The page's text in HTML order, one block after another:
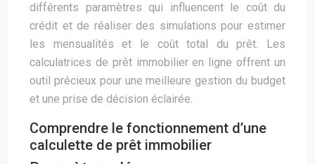
différents paramètres qui influencent le coût du
crédit et de réaliser des simulations pour estimer
les mensualités et le coût total du prêt. Les
calculatrices de prêt immobilier en ligne offrent un
outil précieux pour une meilleure gestion du budget
et une prise de décision éclairée.
Comprendre le fonctionnement d’une
calculette de prêt immobilier